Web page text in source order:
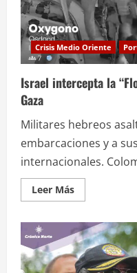
Crisis Medio Oriente
Israel intercepta la
Gaza
Militares hebreos
embarcaciones y a
internacionales.
Leer MásLeer
más
Israel
intercepta
la
“Flotilla
Global